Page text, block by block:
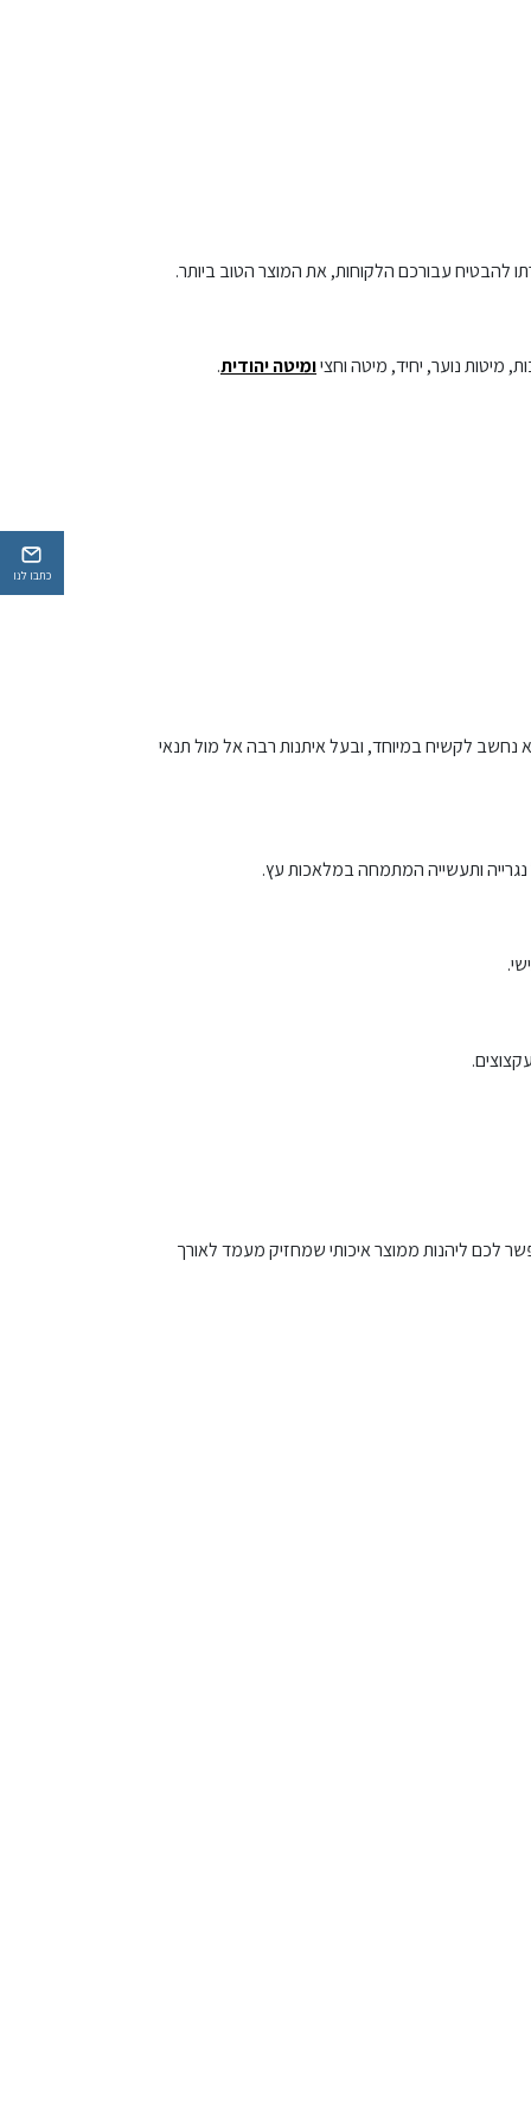
כתבו לנו
להבטיח עבורכם הלקוחות, את המוצר הטוב ביותר.
מיטות נוער, יחיד, מיטה וחציומיטה יהודית.
נחשב לקשיח במיוחד, ובעל איתנות רבה אל מול תנאי
נגרייה ותעשייה המתמחה במלאכות עץ.
לכם ליהנות ממוצר איכותי שמחזיק מעמד לאורך